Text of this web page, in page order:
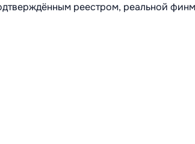
реестром, реальной